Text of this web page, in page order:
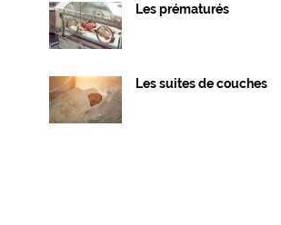
Les prématurés
Les suites de couches